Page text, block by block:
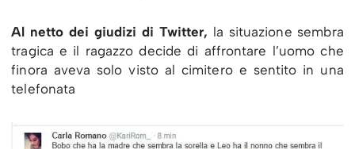
Al netto dei giudizi di Twitter, la situazione sembra
tragica e il ragazzo decide di affrontare l’uomo che
finora aveva solo visto al cimitero e sentito in una
telefonata